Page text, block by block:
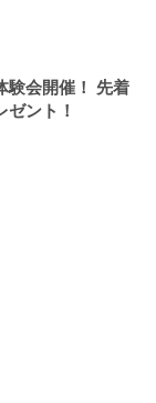
験会開催！ 先着
ント！